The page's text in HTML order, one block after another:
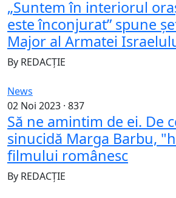
„Suntem în interiorul
este înconjurat” spune
Major al Armatei
By REDACȚIE
News
02 Noi 2023 · 837
Să ne amintim de ei. De
sinucidă Marga Barbu,
filmului românesc
By REDACȚIE